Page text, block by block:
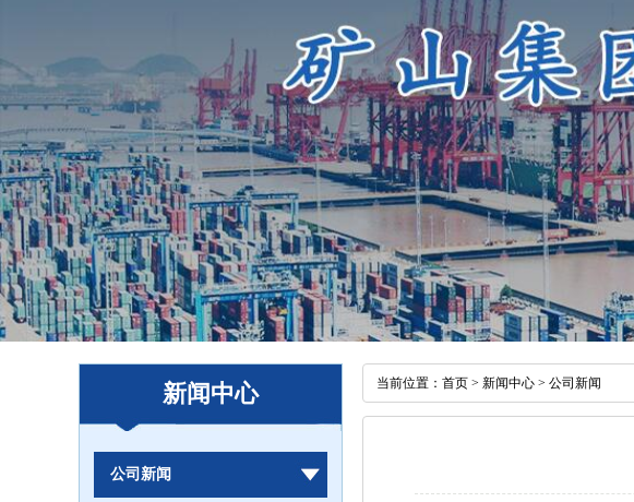
新闻中心
公司新闻
当前位置： 首页 > 新闻中心 > 公司新闻